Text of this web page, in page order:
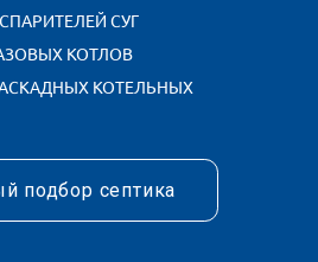
+7 (495) 150-68-00